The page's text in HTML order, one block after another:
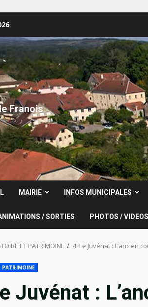
Franois
MAIRIE INFOS MUNICIPALES
/ SORTIES PHOTOS / VIDEOS
ET PATRIMOINE 4. Le Juvénat : L’ancien
PATRIMOINE
Juvénat :